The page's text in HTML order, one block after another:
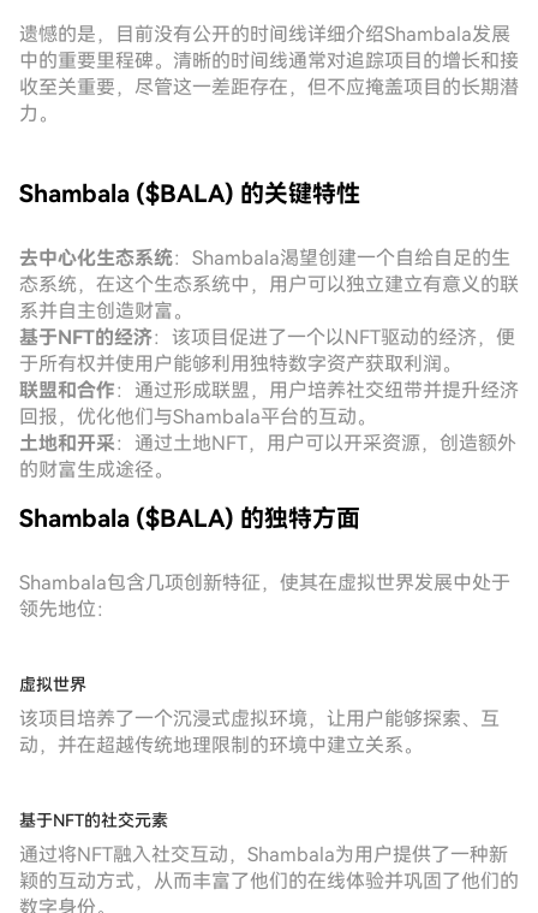
遗憾的是，目前没有公开的时间线详细介绍Shambala发展
中的重要里程碑。清晰的时间线通常对追踪项目的增长和接
收至关重要，尽管这一差距存在，但不应掩盖项目的长期潜
力。
Shambala ($BALA) 的关键特性
去中心化生态系统：Shambala渴望创建一个自给自足的生
态系统，在这个生态系统中，用户可以独立建立有意义的联
系并自主创造财富。
基于NFT的经济：该项目促进了一个以NFT驱动的经济，便
于所有权并使用户能够利用独特数字资产获取利润。
联盟和合作：通过形成联盟，用户培养社交纽带并提升经济
回报，优化他们与Shambala平台的互动。
土地和开采：通过土地NFT，用户可以开采资源，创造额外
的财富生成途径。
Shambala ($BALA) 的独特方面
Shambala包含几项创新特征，使其在虚拟世界发展中处于
领先地位：
虚拟世界
该项目培养了一个沉浸式虚拟环境，让用户能够探索、互
动，并在超越传统地理限制的环境中建立关系。
基于NFT的社交元素
通过将NFT融入社交互动，Shambala为用户提供了一种新
颖的互动方式，从而丰富了他们的在线体验并巩固了他们的
数字身份。